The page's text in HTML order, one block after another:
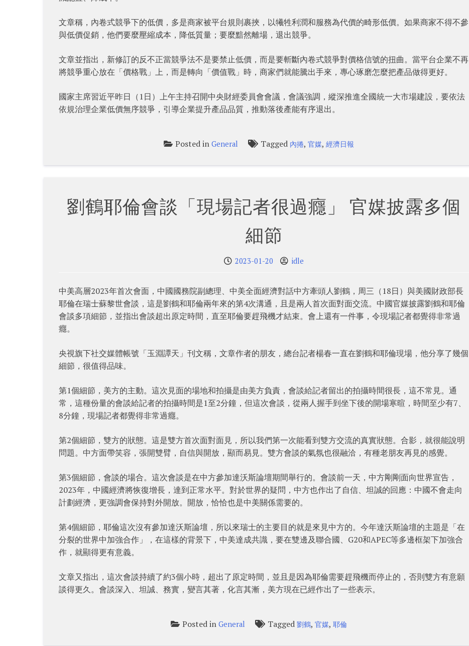
文章稱，內卷式競爭下的低價，多是商家被平台規則裹挾，以犧牲利潤和服務為代價的畸形低價。如果商家不得不參
與低價促銷，他們要麼壓縮成本，降低質量；要麼黯然離場，退出競爭。
文章並指出，新修訂的反不正當競爭法不是要禁止低價，而是要斬斷內卷式競爭對價格信號的扭曲。當平台企業不再
將競爭重心放在「價格戰」上，而是轉向「價值戰」時，商家們就能騰出手來，專心琢磨怎麼把產品做得更好。
國家主席習近平昨日（1日）上午主持召開中央財經委員會會議，會議強調，縱深推進全國統一大市場建設，要依法
依規治理企業低價無序競爭，引導企業提升產品品質，推動落後產能有序退出。
Posted inGeneral Tagged 內捲,官媒,經濟日報
劉鶴耶倫會談「現場記者很過癮」 官媒披露多個
細節
2023-01-20 idle
中美高層2023年首次會面，中國國務院副總理、中美全面經濟對話中方牽頭人劉鶴，周三（18日）與美國財政部長
耶倫在瑞士蘇黎世會談，這是劉鶴和耶倫兩年來的第4次溝通，且是兩人首次面對面交流。中國官媒披露劉鶴和耶倫
會談多項細節，並指出會談超出原定時間，直至耶倫要趕飛機才結束。會上還有一件事，令現場記者都覺得非常過
癮。
央視旗下社交媒體帳號「玉淵譚天」刊文稱，文章作者的朋友，總台記者楊春一直在劉鶴和耶倫現場，他分享了幾個
細節，很值得品味。
第1個細節，美方的主動。這次見面的場地和拍攝是由美方負責，會談給記者留出的拍攝時間很長，這不常見。通
常，這種份量的會談給記者的拍攝時間是1至2分鐘，但這次會談，從兩人握手到坐下後的開場寒暄，時間至少有7、
8分鐘，現場記者都覺得非常過癮。
第2個細節，雙方的狀態。這是雙方首次面對面見，所以我們第一次能看到雙方交流的真實狀態。合影，就很能說明
問題。中方面帶笑容，張開雙臂，自信與開放，顯而易見。雙方會談的氣氛也很融洽，有種老朋友再見的感覺。
第3個細節，會談的場合。這次會談是在中方參加達沃斯論壇期間舉行的。會談前一天，中方剛剛面向世界宣告，
2023年，中國經濟將恢復增長，達到正常水平。對於世界的疑問，中方也作出了自信、坦誠的回應：中國不會走向
計劃經濟，更強調會保持對外開放。開放，恰恰也是中美關係需要的。
第4個細節，耶倫這次沒有參加達沃斯論壇，所以來瑞士的主要目的就是來見中方的。今年達沃斯論壇的主題是「在
分裂的世界中加強合作」，在這樣的背景下，中美達成共識，要在雙邊及聯合國、G20和APEC等多邊框架下加強合
作，就顯得更有意義。
文章又指出，這次會談持續了約3個小時，超出了原定時間，並且是因為耶倫需要趕飛機而停止的，否則雙方有意願
談得更久。會談深入、坦誠、務實，變言其著，化言其漸，美方現在已經作出了一些表示。
Posted inGeneral Tagged劉鶴,官媒,耶倫